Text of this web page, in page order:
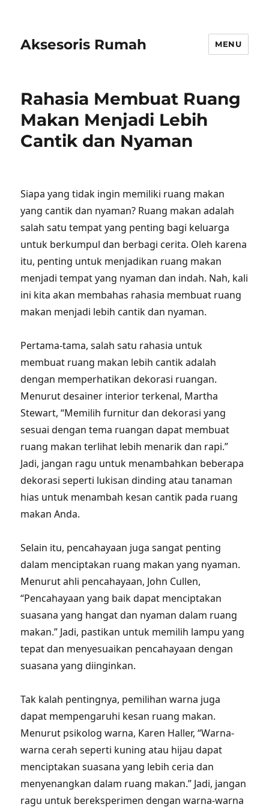
Aksesoris Rumah MENU
Rahasia Membuat Ruang
Makan Menjadi Lebih
Cantik dan Nyaman
Siapa yang tidak ingin memiliki ruang makan
yang cantik dan nyaman? Ruang makan adalah
salah satu tempat yang penting bagi keluarga
untuk berkumpul dan berbagi cerita. Oleh karena
itu, penting untuk menjadikan ruang makan
menjadi tempat yang nyaman dan indah. Nah, kali
ini kita akan membahas rahasia membuat ruang
makan menjadi lebih cantik dan nyaman.
Pertama-tama, salah satu rahasia untuk
membuat ruang makan lebih cantik adalah
dengan memperhatikan dekorasi ruangan.
Menurut desainer interior terkenal, Martha
Stewart, “Memilih furnitur dan dekorasi yang
sesuai dengan tema ruangan dapat membuat
ruang makan terlihat lebih menarik dan rapi.”
Jadi, jangan ragu untuk menambahkan beberapa
dekorasi seperti lukisan dinding atau tanaman
hias untuk menambah kesan cantik pada ruang
makan Anda.
Selain itu, pencahayaan juga sangat penting
dalam menciptakan ruang makan yang nyaman.
Menurut ahli pencahayaan, John Cullen,
“Pencahayaan yang baik dapat menciptakan
suasana yang hangat dan nyaman dalam ruang
makan.” Jadi, pastikan untuk memilih lampu yang
tepat dan menyesuaikan pencahayaan dengan
suasana yang diinginkan.
Tak kalah pentingnya, pemilihan warna juga
dapat mempengaruhi kesan ruang makan.
Menurut psikolog warna, Karen Haller, “Warna-
warna cerah seperti kuning atau hijau dapat
menciptakan suasana yang lebih ceria dan
menyenangkan dalam ruang makan.” Jadi, jangan
ragu untuk bereksperimen dengan warna-warna